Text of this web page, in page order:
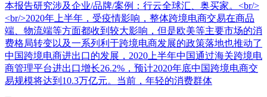
本报告研究涉及企业/品牌/案例：行云全球汇、奥买家。<br/>
<br/>2020年上半年，受疫情影响，整体跨境电商交易在商品
端、物流端等方面都收到较大影响，但是欧美等主要市场的消
费格局转变以及一系列利于跨境电商发展的政策落地也推动了
中国跨境电商进出口的发展，2020上半年中国通过海关跨境电
商管理平台进出口增长26.2%，预计2020年底中国跨境电商交
易规模将达到10.3万亿元。当前，年轻的消费群体